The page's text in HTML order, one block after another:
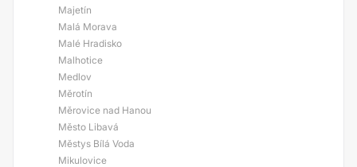
Majetín
Malá Morava
Malé Hradisko
Malhotice
Medlov
Měrotín
Měrovice nad Hanou
Město Libavá
Městys Bílá Voda
Mikulovice